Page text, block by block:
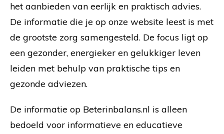
het aanbieden van eerlijk en praktisch advies.
De informatie die je op onze website leest is met
de grootste zorg samengesteld. De focus ligt op
een gezonder, energieker en gelukkiger leven
leiden met behulp van praktische tips en
gezonde adviezen.
De informatie op Beterinbalans.nl is alleen
bedoeld voor informatieve en educatieve